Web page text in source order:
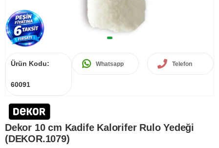
Ürün Kodu:
60091
Whatsapp Telefon
Dekor 10 cm Kadife Kalorifer Rulo Yedeği
(DEKOR.1079)